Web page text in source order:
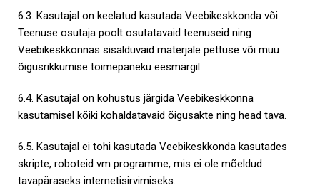
6.3. Kasutajal on keelatud kasutada Veebikeskkonda või
Teenuse osutaja poolt osutatavaid teenuseid ning
Veebikeskkonnas sisalduvaid materjale pettuse või muu
õigusrikkumise toimepaneku eesmärgil.
6.4. Kasutajal on kohustus järgida Veebikeskkonna
kasutamisel kõiki kohaldatavaid õigusakte ning head tava.
6.5. Kasutajal ei tohi kasutada Veebikeskkonda kasutades
skripte, roboteid vm programme, mis ei ole mõeldud
tavapäraseks internetisirvimiseks.